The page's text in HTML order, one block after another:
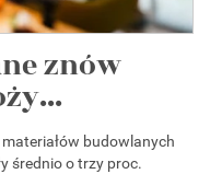
znów
budowlanych
średnio o trzy proc.